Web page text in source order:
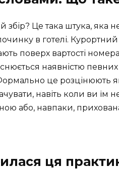
збір? Це така штука, яка
в готелі.
поверх вартості
наявністю
це розцінюють
навіть коли ви їм
або, навпаки,
ця